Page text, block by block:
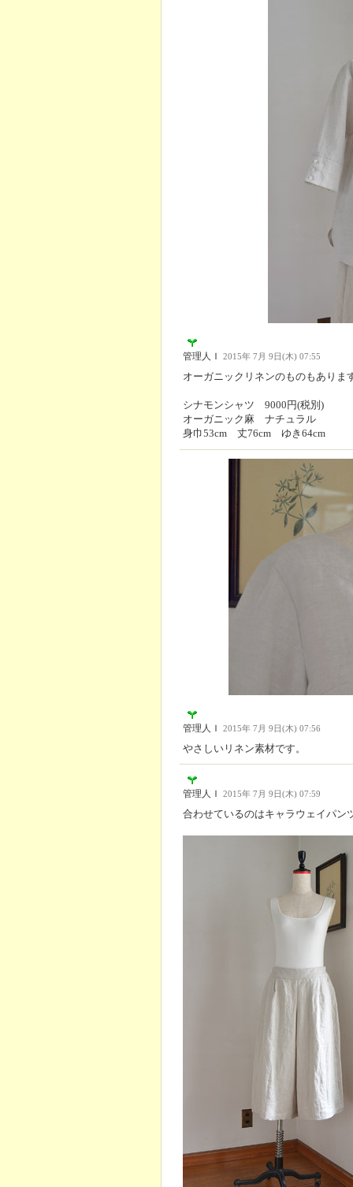
管理人Ｉ 2015年 7月 9日(木) 07:55
オーガニックリネンのものもありま
シナモンシャツ 9000円(税別)
オーガニック麻 ナチュラル
身巾53cm 丈76cm ゆき64cm
管理人Ｉ 2015年 7月 9日(木) 07:56
やさしいリネン素材です。
管理人Ｉ 2015年 7月 9日(木) 07:59
合わせているのはキャラウェイパン